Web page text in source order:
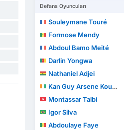
Defans Oyuncuları
Souleymane Touré
Formose Mendy
Abdoul Bamo Meité
Darlin Yongwa
Nathaniel Adjei
Kan Guy Arsene Kouassi
Montassar Talbi
Igor Silva
Abdoulaye Faye